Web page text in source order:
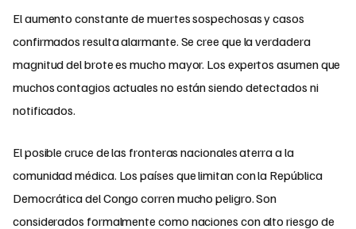
El aumento constante de muertes sospechosas y casos
confirmados resulta alarmante. Se cree que la verdadera
magnitud del brote es mucho mayor. Los expertos asumen que
muchos contagios actuales no están siendo detectados ni
notificados.
El posible cruce de las fronteras nacionales aterra a la
comunidad médica. Los países que limitan con la República
Democrática del Congo corren mucho peligro. Son
considerados formalmente como naciones con alto riesgo de